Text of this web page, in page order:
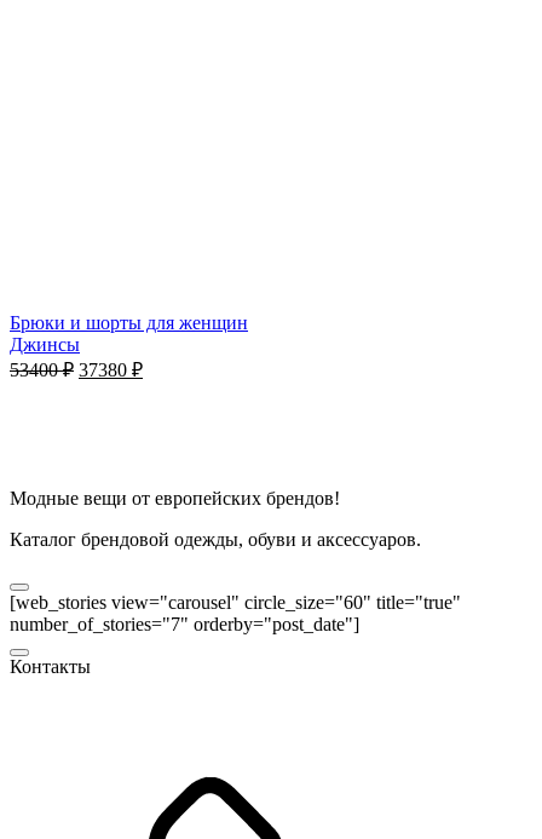
Брюки и шорты для женщин
Джинсы
53400₽ 37380 ₽
Модные вещи от европейских брендов!
Каталог брендовой одежды, обуви и аксессуаров.
[web_stories view="carousel" circle_size="60" title="true"
number_of_stories="7" orderby="post_date"]
Контакты